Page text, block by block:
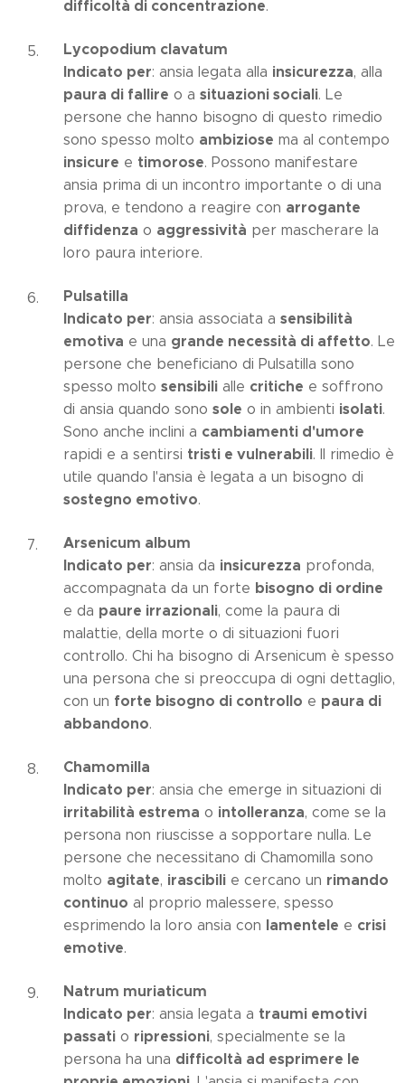
difficoltà di concentrazione.
Lycopodium clavatum
Indicato per: ansia legata alla insicurezza, alla
paura di fallire o a situazioni sociali. Le
persone che hanno bisogno di questo rimedio
sono spesso molto ambiziose ma al contempo
insicure e timorose. Possono manifestare
ansia prima di un incontro importante o di una
prova, e tendono a reagire con arrogante
diffidenza o aggressività per mascherare la
loro paura interiore.
Pulsatilla
Indicato per: ansia associata a sensibilità
emotiva e una grande necessità di affetto. Le
persone che beneficiano di Pulsatilla sono
spesso molto sensibili alle critiche e soffrono
di ansia quando sono sole o in ambienti isolati.
Sono anche inclini a cambiamenti d'umore
rapidi e a sentirsi tristi e vulnerabili. Il rimedio è
utile quando l'ansia è legata a un bisogno di
sostegno emotivo.
Arsenicum album
Indicato per: ansia da insicurezza profonda,
accompagnata da un forte bisogno di ordine
e da paure irrazionali, come la paura di
malattie, della morte o di situazioni fuori
controllo. Chi ha bisogno di Arsenicum è spesso
una persona che si preoccupa di ogni dettaglio,
con un forte bisogno di controllo e paura di
abbandono.
Chamomilla
Indicato per: ansia che emerge in situazioni di
irritabilità estrema o intolleranza, come se la
persona non riuscisse a sopportare nulla. Le
persone che necessitano di Chamomilla sono
molto agitate, irascibili e cercano un rimando
continuo al proprio malessere, spesso
esprimendo la loro ansia con lamentele e crisi
emotive.
Natrum muriaticum
Indicato per: ansia legata a traumi emotivi
passati o ripressioni, specialmente se la
persona ha una difficoltà ad esprimere le